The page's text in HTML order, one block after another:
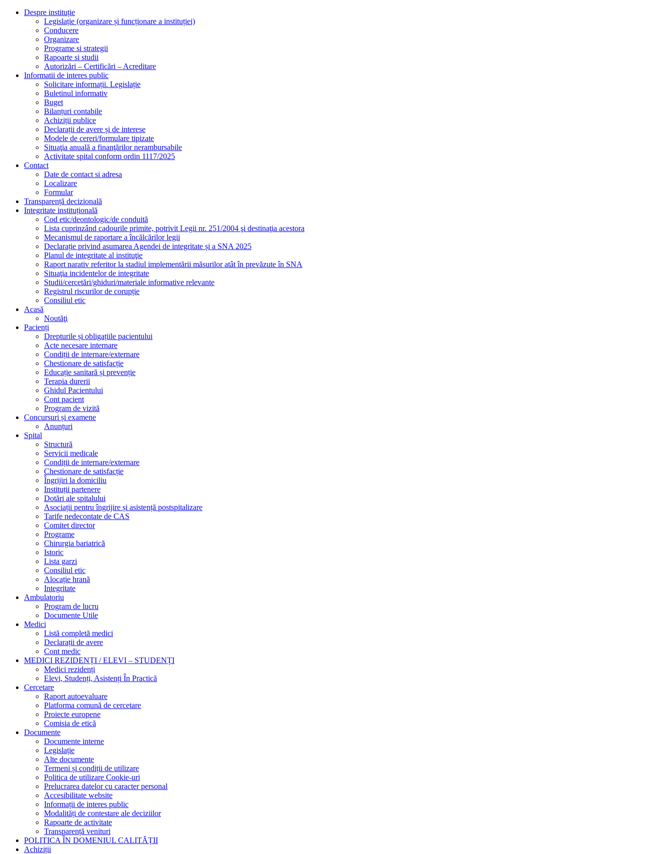
Despre instituție
Legislație (organizare și funcționare a instituției)
Conducere
Organizare
Programe si strategii
Rapoarte si studii
Autorizări – Certificări – Acreditare
Informatii de interes public
Solicitare informații. Legislație
Buletinul informativ
Buget
Bilanțuri contabile
Achiziții publice
Declarații de avere și de interese
Modele de cereri/formulare tipizate
Situaţia anuală a finanţărilor nerambursabile
Activitate spital conform ordin 1117/2025
Contact
Date de contact si adresa
Localizare
Formular
Transparență decizională
Integritate instituțională
Cod etic/deontologic/de conduită
Lista cuprinzând cadourile primite, potrivit Legii nr. 251/2004 şi destinaţia acestora
Mecanismul de raportare a încălcărilor legii
Declarație privind asumarea Agendei de integritate și a SNA 2025
Planul de integritate al instituţie
Raport narativ referitor la stadiul implementării măsurilor atât în prevăzute în SNA
Situaţia incidentelor de integritate
Studii/cercetări/ghiduri/materiale informative relevante
Registrul riscurilor de corupție
Consiliul etic
Acasă
Noutăţi
Pacienți
Drepturile și obligațiile pacientului
Acte necesare internare
Condiții de internare/externare
Chestionare de satisfacție
Educație sanitară și prevenție
Terapia durerii
Ghidul Pacientului
Cont pacient
Program de vizită
Concursuri și examene
Anunțuri
Spital
Structură
Servicii medicale
Condiții de internare/externare
Chestionare de satisfacție
Îngrijiri la domiciliu
Instituții partenere
Dotări ale spitalului
Asociații pentru îngrijire și asistență postspitalizare
Tarife nedecontate de CAS
Comitet director
Programe
Chirurgia bariatrică
Istoric
Lista garzi
Consiliul etic
Alocație hrană
Integritate
Ambulatoriu
Program de lucru
Documente Utile
Medici
Listă completă medici
Declarații de avere
Cont medic
MEDICI REZIDENȚI / ELEVI – STUDENȚI
Medici rezidenți
Elevi, Studenți, Asistenți În Practică
Cercetare
Raport autoevaluare
Platforma comună de cercetare
Proiecte europene
Comisia de etică
Documente
Documente interne
Legislație
Alte documente
Termeni și condiții de utilizare
Politica de utilizare Cookie-uri
Prelucrarea datelor cu caracter personal
Accesibilitate website
Informații de interes public
Modalități de contestare ale deciziilor
Rapoarte de activitate
Transparență venituri
POLITICA ÎN DOMENIUL CALITĂȚII
Achiziții